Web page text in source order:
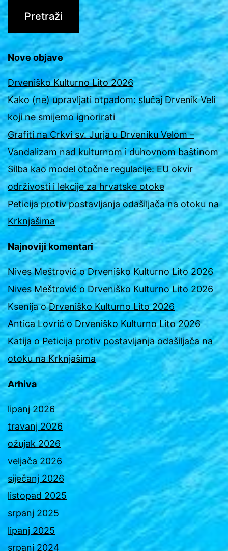
Nove objave
Drveniško Kulturno Lito 2026
Kako (ne) upravljati otpadom: slučaj Drvenik Veli
koji ne smijemo ignorirati
Grafiti na Crkvi sv. Jurja u Drveniku Velom –
Vandalizam nad kulturnom i duhovnom baštinom
Silba kao model otočne regulacije: EU okvir
održivosti i lekcije za hrvatske otoke
Peticija protiv postavljanja odašiljača na otoku na
Krknjašima
Najnoviji komentari
Nives MeštrovićoDrveniško Kulturno Lito 2026
Nives Meštrovićo Drveniško Kulturno Lito 2026
KsenijaoDrveniško Kulturno Lito 2026
Antica Lovrić o Drveniško Kulturno Lito 2026
Katija oPeticija protiv postavljanja odašiljača na
otoku na Krknjašima
Arhiva
lipanj 2026
travanj 2026
ožujak 2026
veljača 2026
siječanj 2026
listopad 2025
srpanj 2025
lipanj 2025
srpanj 2024